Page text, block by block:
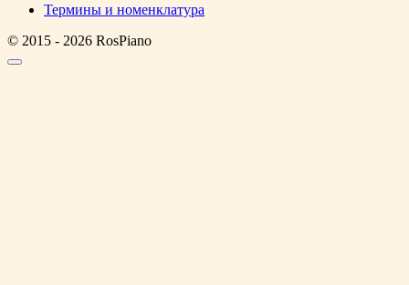
Термины и номенклатура
© 2015 - 2026 RosPiano